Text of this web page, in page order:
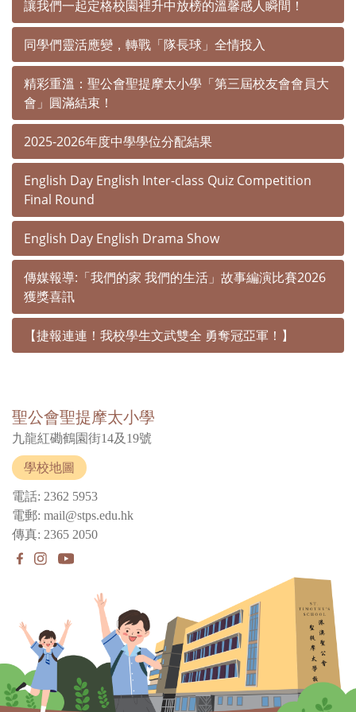
讓我們一起定格校園裡升中放榜的溫馨感人瞬間！
同學們靈活應變，轉戰「隊長球」全情投入
精彩重溫：聖公會聖提摩太小學「第三屆校友會會員大
會」圓滿結束！
2025-2026年度中學學位分配結果
English Day English Inter-class Quiz Competition
Final Round
English Day English Drama Show
傳媒報導:「我們的家 我們的生活」故事編演比賽2026
獲獎喜訊
【捷報連連！我校學生文武雙全 勇奪冠亞軍！】
聖公會聖提摩太小學
九龍紅磡鶴園街14及19號
學校地圖
電話: 2362 5953
電郵: mail@stps.edu.hk
傳真: 2365 2050